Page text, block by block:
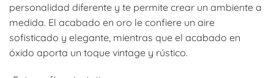
personalidad diferente y te permite crear un ambiente a
medida. El acabado en oro le confiere un aire
sofisticado y elegante, mientras que el acabado en
óxido aporta un toque vintage y rústico.